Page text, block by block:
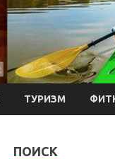
ТУРИЗМ
ПОИСК